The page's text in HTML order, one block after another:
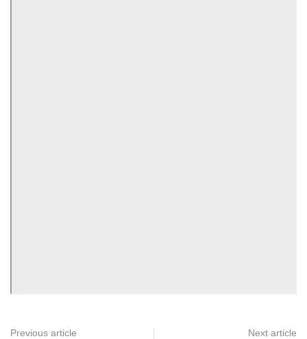
Previous article Next article